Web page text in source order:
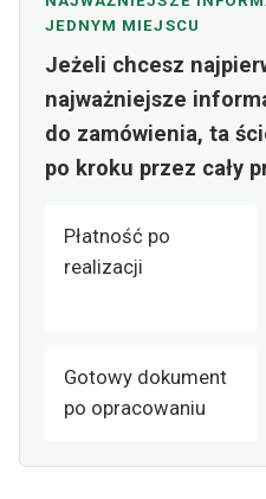
JEDNYM MIEJSCU
Jeżeli chcesz
najważniejsze
do zamówienia, ta
po kroku przez cały
Płatność po
realizacji
Gotowy dokument
po opracowaniu